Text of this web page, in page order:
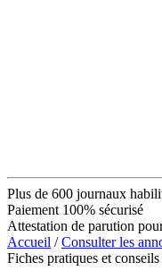
Plus de 600 journaux
Paiement 100% sécurisé
Attestation de parution
Accueil /Consulter les
Fiches pratiques et conseils